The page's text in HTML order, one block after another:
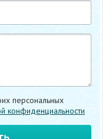
персональных
конфиденциальности